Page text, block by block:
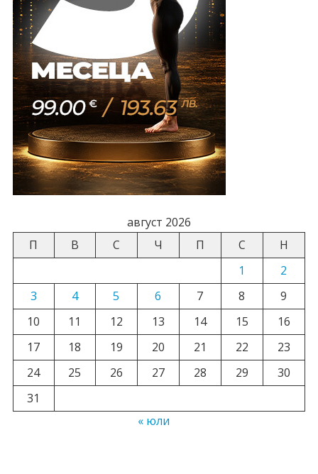
август 2026
П
В С Ч П С
Н
1
2
3
4 5 6 7 8
9
10
11 12 13 14 15
16
17
18 19 20 21 22
23
24
25 26 27 28 29
30
31
« юли